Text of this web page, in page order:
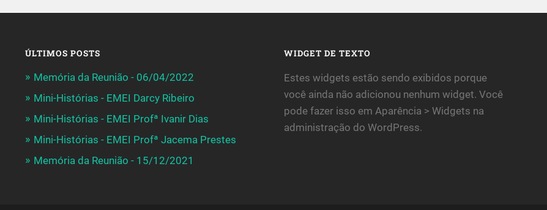
ÚLTIMOS POSTS
Memória da Reunião - 06/04/2022
Mini-Histórias - EMEI Darcy Ribeiro
Mini-Histórias - EMEI Profª Ivanir Dias
Mini-Histórias - EMEI Profª Jacema Prestes
Memória da Reunião - 15/12/2021
WIDGET DE TEXTO
Estes widgets estão sendo exibidos porque
você ainda não adicionou nenhum widget. Você
pode fazer isso em Aparência > Widgets na
administração do WordPress.